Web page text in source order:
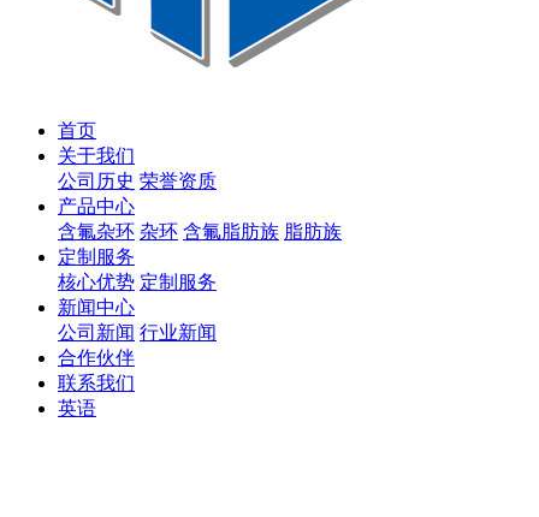
首页
关于我们
公司历史 荣誉资质
产品中心
含氟杂环 杂环 含氟脂肪族 脂肪族
定制服务
核心优势 定制服务
新闻中心
公司新闻 行业新闻
合作伙伴
联系我们
英语